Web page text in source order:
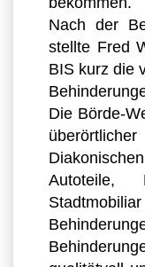
Nach der
stellte Fred
BIS kurz die
Die Börde-
Autoteile,